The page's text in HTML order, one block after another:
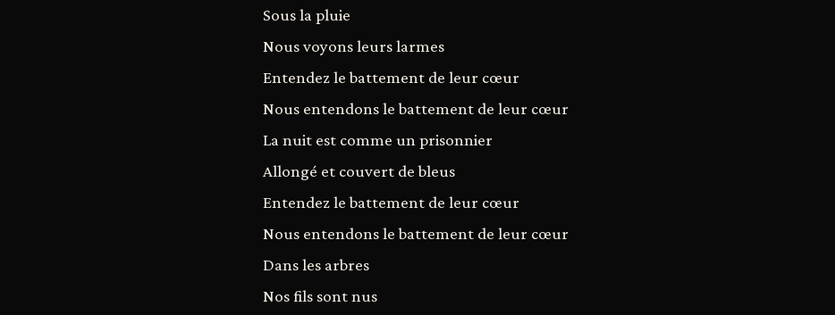
Sous la pluie
Nous voyons leurs larmes
Entendez le battement de leur cœur
Nous entendons le battement de leur cœur
La nuit est comme un prisonnier
Allongé et couvert de bleus
Entendez le battement de leur cœur
Nous entendons le battement de leur cœur
Dans les arbres
Nos fils sont nus